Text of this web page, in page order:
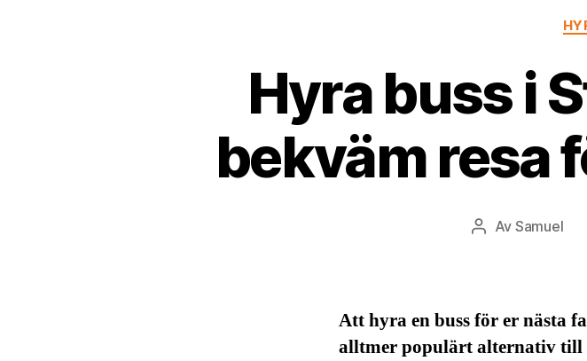
Hyra buss i
bekväm resa
Inläggsförfattare
Av Samuel
Att hyra en buss för er nästa
alltmer populärt alternativ till